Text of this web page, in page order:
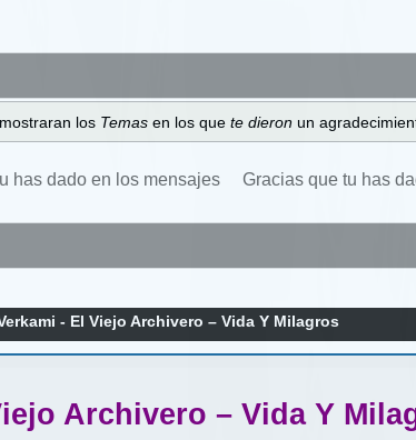
los Temas en los que te dieron un
has dado en los mensajes Gracias que tu has
- El Viejo Archivero – Vida Y Milagros
Archivero – Vida Y